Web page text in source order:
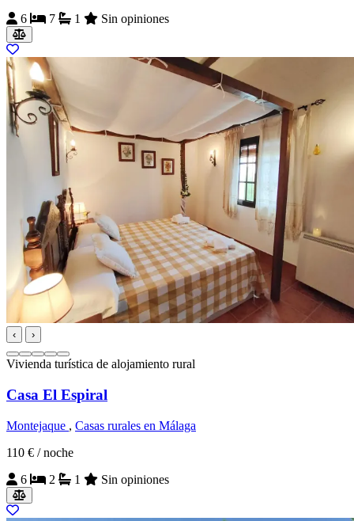
6
7 1 Sin opiniones
‹ ›
Vivienda turística de alojamiento rural
Casa El Espiral
Montejaque , Casas rurales en Málaga
110 € / noche
6
2 1 Sin opiniones